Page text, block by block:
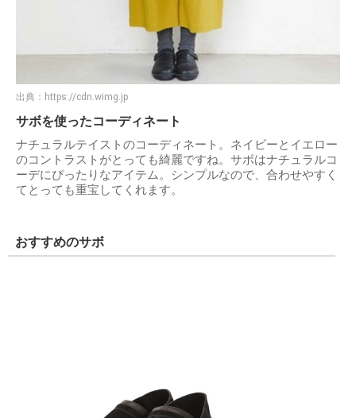
出典： https://cdn.wimg.jp
サボを使ったコーディネート
ナチュラルテイストのコーディネート。ネイビーとイエロー
のコントラストがとっても綺麗ですね。サボはナチュラルコ
ーデにぴったりなアイテム。シンプルなので、合わせやすく
てとっても重宝してくれます。
おすすめのサボ